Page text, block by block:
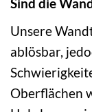
Sind die
Unsere
ablösbar,
Oberflächen